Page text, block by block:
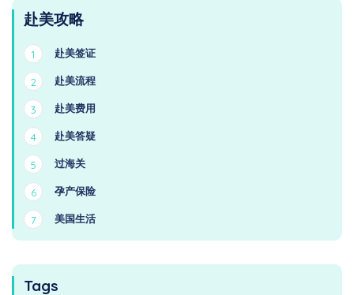
赴美攻略
1 赴美签证
2 赴美流程
3 赴美费用
4 赴美答疑
5 过海关
6 孕产保险
7 美国生活
Tags